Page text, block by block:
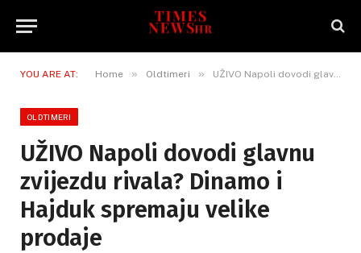
YOU ARE AT: Home » Oldtimeri » UŽIVO Napoli dovodi glavnu zvijezdu rivala? Dinamo i Hajduk spremaju velike prodaje
OLDTIMERI
UŽIVO Napoli dovodi glavnu
zvijezdu rivala? Dinamo i
Hajduk spremaju velike
prodaje